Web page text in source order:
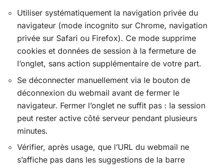
Utiliser systématiquement la navigation privée du
navigateur (mode incognito sur Chrome, navigation
privée sur Safari ou Firefox). Ce mode supprime
cookies et données de session à la fermeture de
l’onglet, sans action supplémentaire de votre part.
Se déconnecter manuellement via le bouton de
déconnexion du webmail avant de fermer le
navigateur. Fermer l’onglet ne suffit pas : la session
peut rester active côté serveur pendant plusieurs
minutes.
Vérifier, après usage, que l’URL du webmail ne
s’affiche pas dans les suggestions de la barre